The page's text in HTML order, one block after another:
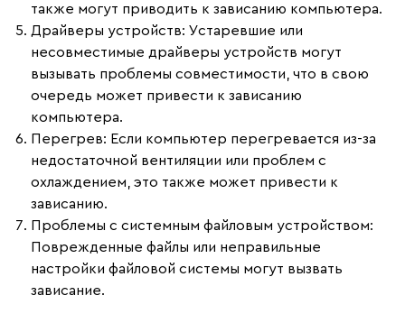
также могут приводить к зависанию компьютера.
Драйверы устройств: Устаревшие или
несовместимые драйверы устройств могут
вызывать проблемы совместимости, что в свою
очередь может привести к зависанию
компьютера.
Перегрев: Если компьютер перегревается из-за
недостаточной вентиляции или проблем с
охлаждением, это также может привести к
зависанию.
Проблемы с системным файловым устройством:
Поврежденные файлы или неправильные
настройки файловой системы могут вызвать
зависание.